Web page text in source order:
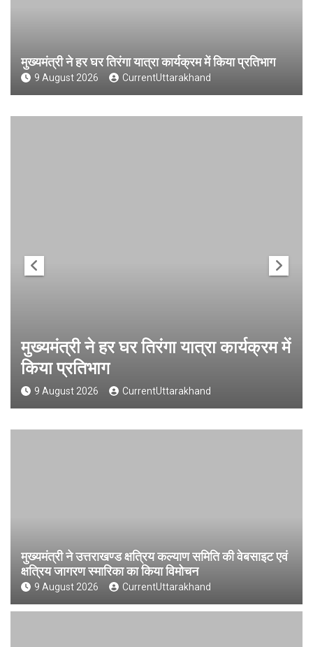
मुख्यमंत्री ने हर घर तिरंगा यात्रा कार्यक्रम में किया प्रतिभाग
9 August 2026 CurrentUttarakhand
मुख्यमंत्री ने हर घर तिरंगा यात्रा कार्यक्रम में
किया प्रतिभाग
9 August 2026 CurrentUttarakhand
मुख्यमंत्री ने उत्तराखण्ड क्षत्रिय कल्याण समिति की वेबसाइट एवं
क्षत्रिय जागरण स्मारिका का किया विमोचन
9 August 2026 CurrentUttarakhand